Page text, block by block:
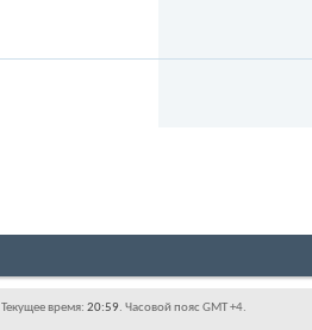
Текущее время: 20:59. Часовой пояс GMT +4.